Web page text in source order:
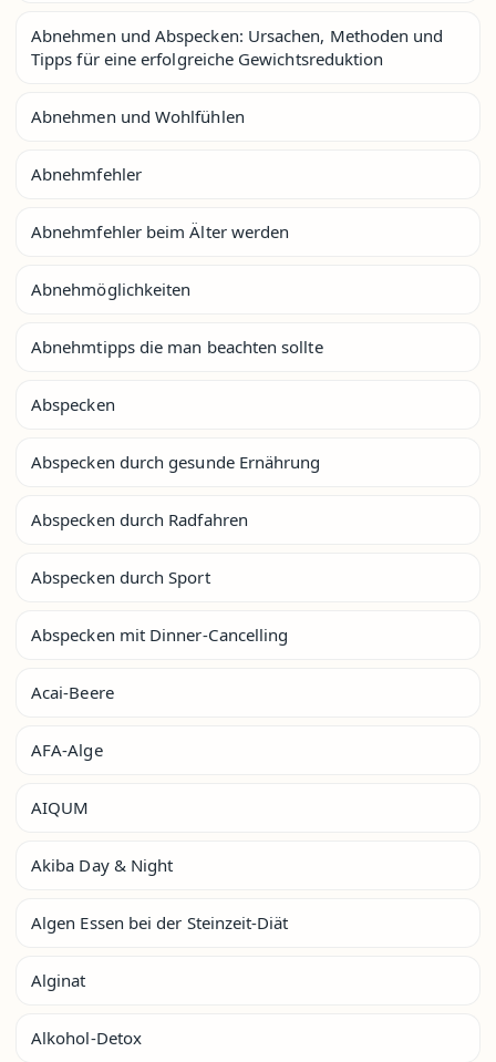
Abnehmen und Abspecken: Ursachen, Methoden und
Tipps für eine erfolgreiche Gewichtsreduktion
Abnehmen und Wohlfühlen
Abnehmfehler
Abnehmfehler beim Älter werden
Abnehmöglichkeiten
Abnehmtipps die man beachten sollte
Abspecken
Abspecken durch gesunde Ernährung
Abspecken durch Radfahren
Abspecken durch Sport
Abspecken mit Dinner-Cancelling
Acai-Beere
AFA-Alge
AIQUM
Akiba Day & Night
Algen Essen bei der Steinzeit-Diät
Alginat
Alkohol-Detox